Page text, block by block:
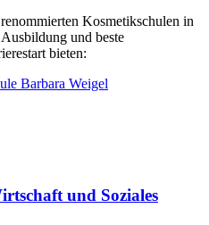
Kosmetikschulen in
und beste
bieten:
Barbara Weigel
und Soziales